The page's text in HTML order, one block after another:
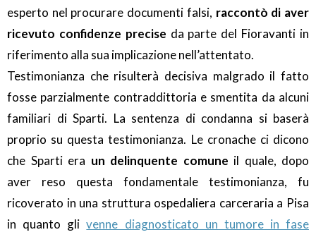
esperto nel procurare documenti falsi, raccontò di aver
ricevuto confidenze precise da parte del Fioravanti in
riferimento alla sua implicazione nell’attentato.
Testimonianza che risulterà decisiva malgrado il fatto
fosse parzialmente contraddittoria e smentita da alcuni
familiari di Sparti. La sentenza di condanna si baserà
proprio su questa testimonianza. Le cronache ci dicono
che Sparti era un delinquente comune il quale, dopo
aver reso questa fondamentale testimonianza, fu
ricoverato in una struttura ospedaliera carceraria a Pisa
in quanto glivenne diagnosticato un tumore in fase